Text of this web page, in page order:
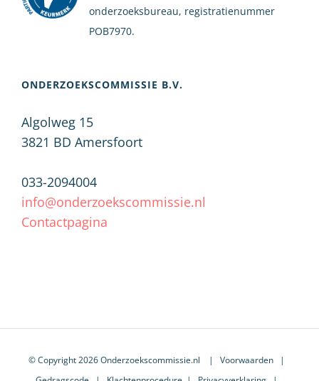
onderzoeksbureau, registratienummer
POB7970.
ONDERZOEKSCOMMISSIE B.V.
Algolweg 15
3821 BD Amersfoort
033-2094004
info@onderzoekscommissie.nl
Contactpagina
© Copyright 2026 Onderzoekscommissie.nl | Voorwaarden|